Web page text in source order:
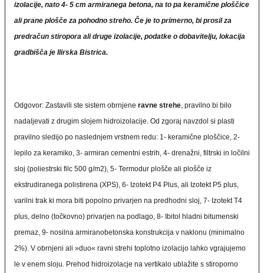
izolacije, nato 4- 5 cm armiranega betona, na to pa keramične ploščice
ali prane plošče za pohodno streho. Če je to primerno, bi prosil za
predračun stiropora ali druge izolacije, podatke o dobavitelju, lokacija
gradbišča je Ilirska Bistrica.
Odgovor: Zastavili ste sistem obrnjene ravne strehe, pravilno bi bilo
nadaljevati z drugim slojem hidroizolacije. Od zgoraj navzdol si plasti
pravilno sledijo po naslednjem vrstnem redu: 1- keramične ploščice, 2-
lepilo za keramiko, 3- armiran cementni estrih, 4- drenažni, filtrski in ločilni
sloj (poliestrski filc 500 g/m2), 5- Termodur plošče ali plošče iz
ekstrudiranega polistirena (XPS), 6- Izotekt P4 Plus, ali Izotekt P5 plus,
varilni trak ki mora biti popolno privarjen na predhodni sloj, 7- Izotekt T4
plus, delno (točkovno) privarjen na podlago, 8- Ibitol hladni bitumenski
premaz, 9- nosilna armiranobetonska konstrukcija v naklonu (minimalno
2%). V obrnjeni ali »duo« ravni strehi toplotno izolacijo lahko vgrajujemo
le v enem sloju. Prehod hidroizolacje na vertikalo ublažite s stiroporno